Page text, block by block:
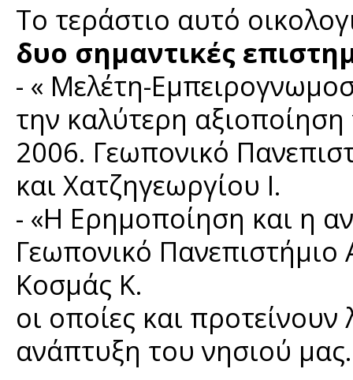
Το τεράστιο αυτό
δυο σημαντικές
- « Μελέτη-
την καλύτερη
2006. Γεωπονικό
και Χατζηγεωργίου Ι.
- «Η Ερημοποίηση και η
Γεωπονικό
Κοσμάς Κ.
οι οποίες και
ανάπτυξη του νησιού μας.